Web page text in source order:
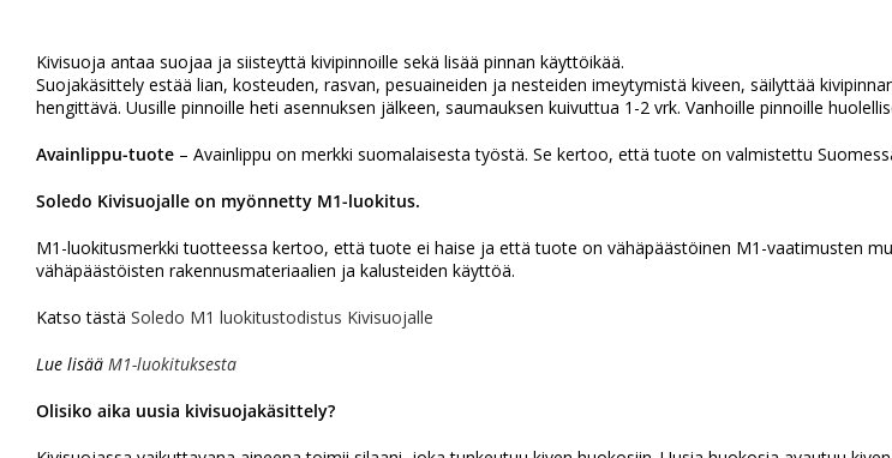
Kivisuoja antaa suojaa ja siisteyttä kivipinnoille sekä lisää pinnan käyttöikää.
Suojakäsittely estää lian, kosteuden, rasvan, pesuaineiden ja nesteiden imeytymistä kiveen, säilyttää
hengittävä. Uusille pinnoille heti asennuksen jälkeen, saumauksen kuivuttua 1-2 vrk. Vanhoille pinnoille
Avainlippu-tuote – Avainlippu on merkki suomalaisesta työstä. Se kertoo, että tuote on valmistettu
Soledo Kivisuojalle on myönnetty M1-luokitus.
M1-luokitusmerkki tuotteessa kertoo, että tuote ei haise ja että tuote on vähäpäästöinen M1-vaatimusten
vähäpäästöisten rakennusmateriaalien ja kalusteiden käyttöä.
Katso tästä Soledo M1 luokitustodistus Kivisuojalle
Lue lisää M1-luokituksesta
Olisiko aika uusia kivisuojakäsittely?